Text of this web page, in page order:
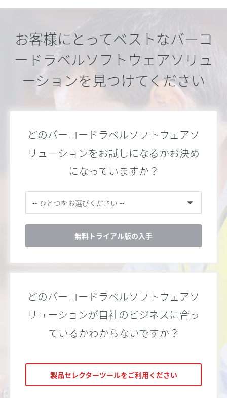
お客様にとってベストなバーコ
ードラベルソフトウェアソリュ
ーションを見つけてください
どのバーコードラベルソフトウェアソ
リューションをお試しになるかお決め
になっていますか？
無料トライアル版の入手
どのバーコードラベルソフトウェアソ
リューションが自社のビジネスに合っ
ているかわからないですか？
製品セレクターツールをご利用ください